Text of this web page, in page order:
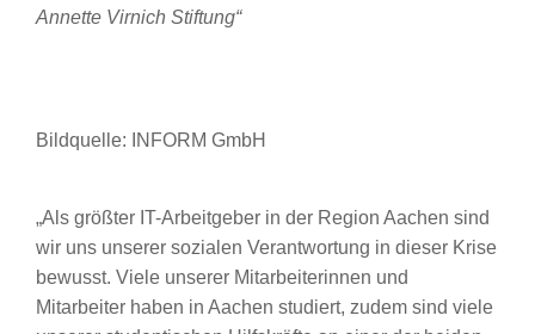
Annette Virnich Stiftung“
Bildquelle: INFORM GmbH
„Als größter IT-Arbeitgeber in der Region Aachen sind
wir uns unserer sozialen Verantwortung in dieser Krise
bewusst. Viele unserer Mitarbeiterinnen und
Mitarbeiter haben in Aachen studiert, zudem sind viele